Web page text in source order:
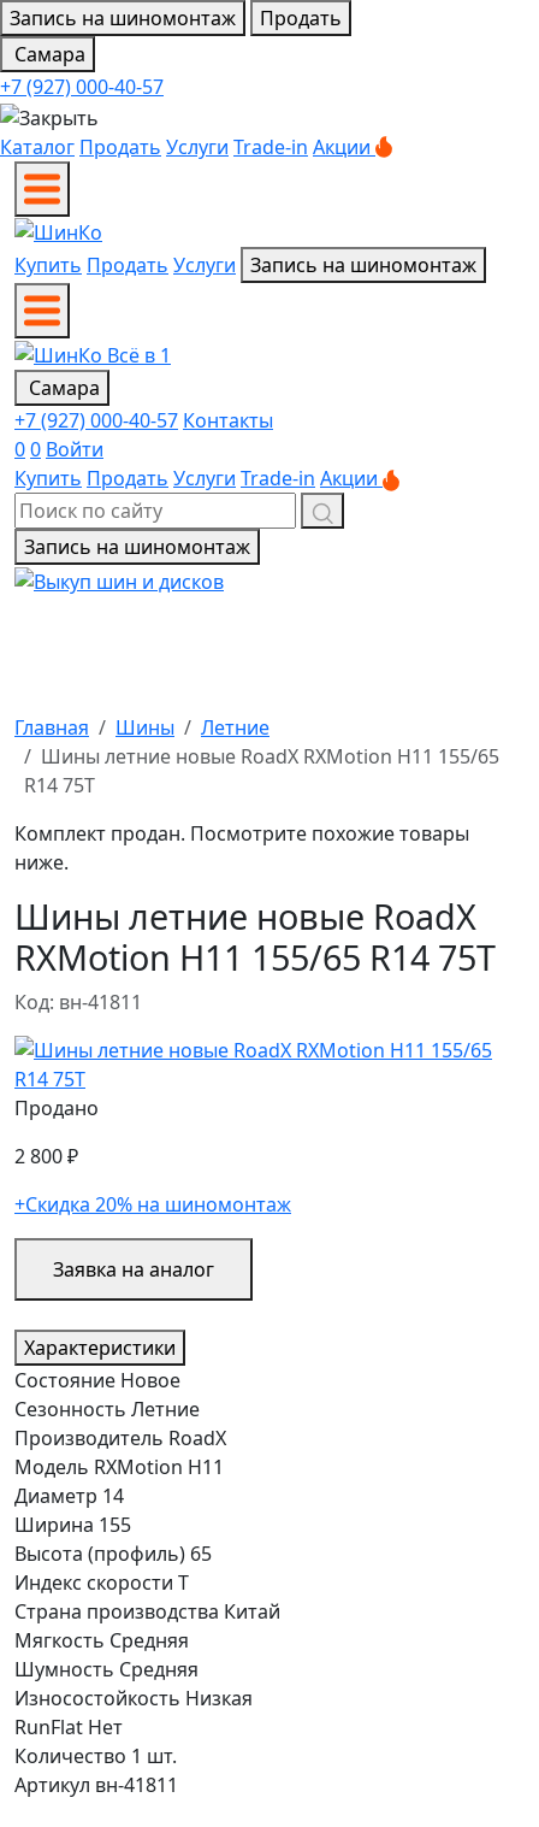
Запись на шиномонтаж
Продать
Самара
+7 (927) 000-40-57
Каталог Продать Услуги Trade-in Акции
Купить Продать Услуги Запись на шиномонтаж
Самара
+7 (927) 000-40-57 Контакты
00 Войти
Купить Продать Услуги Trade-in Акции
Запись на шиномонтаж
Главная Шины
Летние
Шины летние новые RoadX RXMotion H11 155/65
R14 75T
Комплект продан. Посмотрите похожие товары
ниже.
Шины летние новые RoadX
RXMotion H11 155/65 R14 75T
Код: вн-41811
Продано
2 800 ₽
+Скидка 20% на шиномонтаж
Заявка на аналог
Характеристики
Состояние Новое
Сезонность Летние
Производитель RoadX
Модель RXMotion H11
Диаметр 14
Ширина 155
Высота (профиль) 65
Индекс скорости T
Страна производства Китай
Мягкость Средняя
Шумность Средняя
Износостойкость Низкая
RunFlat Нет
Количество 1 шт.
Артикул вн-41811